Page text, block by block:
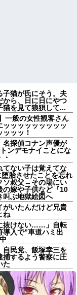
子猫が氏にそう。夫
から、日に日にやつ
猫を見て狼狽して...
一般の女性観客さん
ッッッッッッッッッ
ッッッ！
名探偵コナン声優が
ンデモナイことにな
てない子は覚えてな
胎させたことを忘れ
ソ叔父→その場にい
の嫁や子供など『10
叫ぶ地獄絵図へ
がいたんだけど兄貴
ね
抜けない……」自転
導入で”車道ハミ出
自民党、飯塚幸三を
捕するよう警察に圧
た
インドネシア、[ドラ
人発見されるｗｗｗ
ｗ他